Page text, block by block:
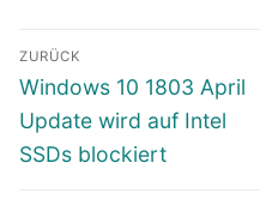
Beitragsnavigation
ZURÜCK
Vorheriger
Beitrag:
Windows 10 1803 April
Update wird auf Intel
SSDs blockiert